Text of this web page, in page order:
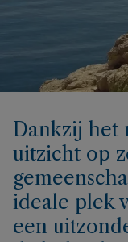
Dankzij het
uitzicht op
ideale plek
een